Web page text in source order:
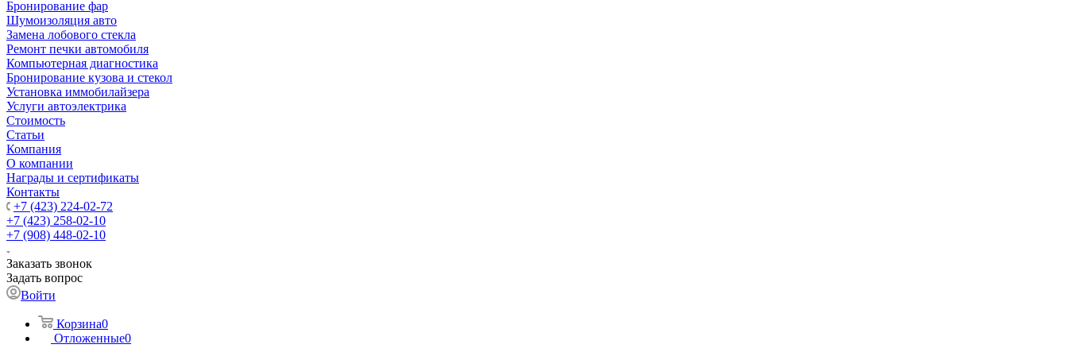
Бронирование фар
Шумоизоляция авто
Замена лобового стекла
Ремонт печки автомобиля
Компьютерная диагностика
Бронирование кузова и стекол
Установка иммобилайзера
Услуги автоэлектрика
Стоимость
Статьи
Компания
О компании
Награды и сертификаты
Контакты
+7 (423) 224-02-72
+7 (423) 258-02-10
+7 (908) 448-02-10
Заказать звонок
Задать вопрос
Войти
Корзина0
Отложенные0